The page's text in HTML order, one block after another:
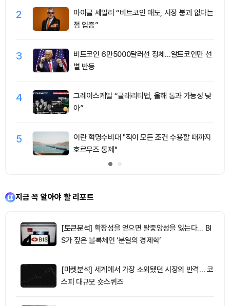
2
마이클 세일러 “비트코인 매도, 시장 붕괴 없다는
점 입증”
3
비트코인 6만5000달러선 정체…알트코인만 선
별 반등
4
그레이스케일 “클래리티법, 올해 통과 가능성 낮
아”
5
이란 혁명수비대 "적이 모든 조건 수용할 때까지
호르무즈 통제"
지금 꼭 알아야 할 리포트
[토큰분석] 확장성을 얻으면 탈중앙성을 잃는다… BI
S가 짚은 블록체인 ‘분열의 경제학’
[마켓분석] 세계에서 가장 소외됐던 시장의 반격… 코
스피 대규모 숏스퀴즈